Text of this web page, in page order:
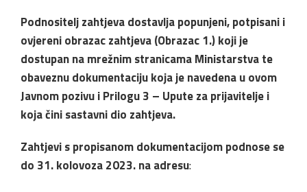
Podnositelj zahtjeva dostavlja popunjeni, potpisani i
ovjereni obrazac zahtjeva (Obrazac 1.) koji je
dostupan na mrežnim stranicama Ministarstva te
obaveznu dokumentaciju koja je navedena u ovom
Javnom pozivu i Prilogu 3 – Upute za prijavitelje i
koja čini sastavni dio zahtjeva.
Zahtjevi s propisanom dokumentacijom podnose se
do 31. kolovoza 2023. na adresu: